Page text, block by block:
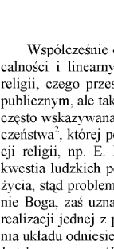
calności  i
religii,  czego
publicznym, ale
często
czeństwa2, której
cji  religii,  np.  E.
kwestia ludzkich
życia,  stąd
nie  Boga,  zaś
realizacji jednej  z
nia układu